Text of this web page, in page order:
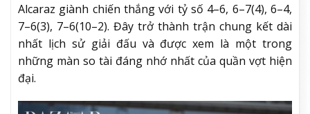
Alcaraz giành chiến thắng với tỷ số 4–6, 6–7(4), 6–4,
7–6(3), 7–6(10–2). Đây trở thành trận chung kết dài
nhất lịch sử giải đấu và được xem là một trong
những màn so tài đáng nhớ nhất của quần vợt hiện
đại.